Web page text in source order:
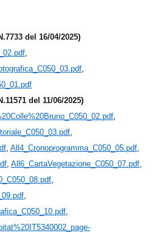
del 16/04/2025)
,
,
del 11/06/2025)
,
,
, All4_Cronoprogramma_C050_05.pdf,
, All6_CartaVegetazione_C050_07.pdf,
,
,
,